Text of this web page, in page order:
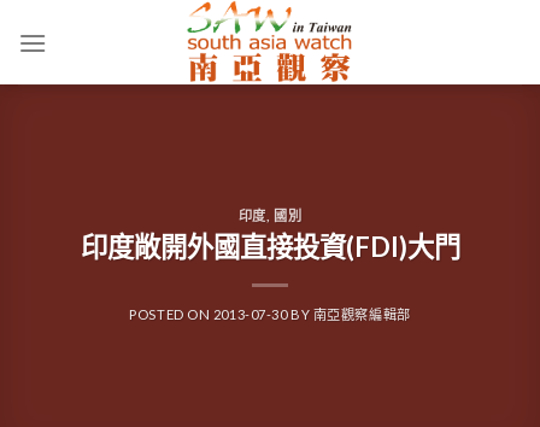
印度 國別
印度敞開外國直接投資(FDI)大門
POSTED ON 2013-07-30BY 南亞觀察編輯部